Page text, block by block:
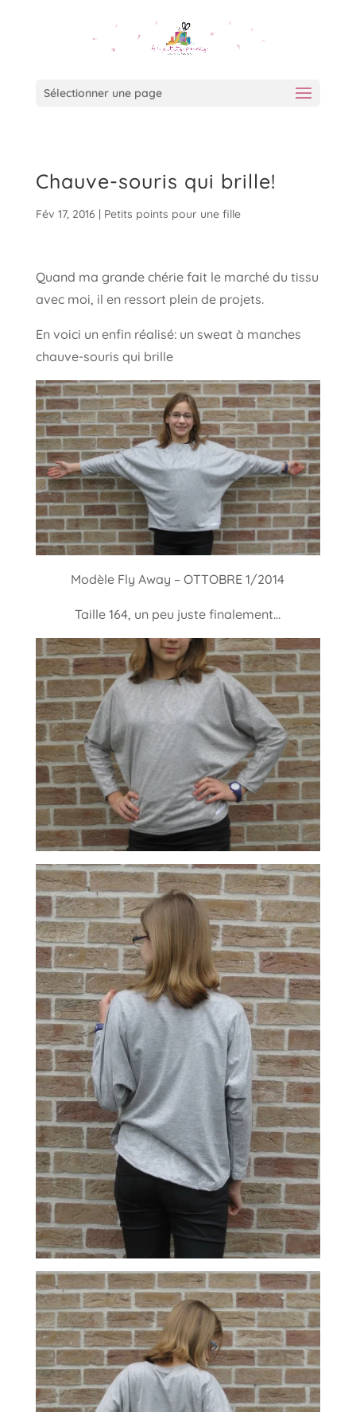
Sélectionner une page
Chauve-souris qui brille!
Fév 17, 2016 | Petits points pour une fille
Quand ma grande chérie fait le marché du tissu
avec moi, il en ressort plein de projets.
En voici un enfin réalisé: un sweat à manches
chauve-souris qui brille
Modèle Fly Away – OTTOBRE 1/2014
Taille 164, un peu juste finalement…